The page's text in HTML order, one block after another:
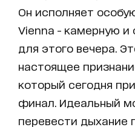
Он исполняет
Vienna - камерную и
для этого вечера.
настоящее
который сегодня
финал. Идеальный
перевести дыхание